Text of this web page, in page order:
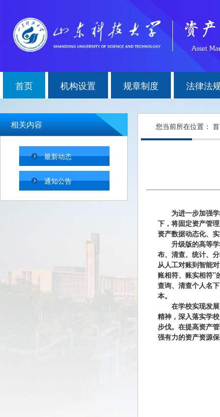
首页 机构设置 规章制度 法律法
相关内容
最新动态
通知公告
您当前所在位置：
为进一步加强
下，将固定资产管
资产数据动态化、
升级版的高等
布、清查、统计、
从人工对账到智能
账相符、账实相符”
查询、清查个人名
本。
在学校实现发
精神，深入落实学
步伐。在提高资产
强有力的资产资源